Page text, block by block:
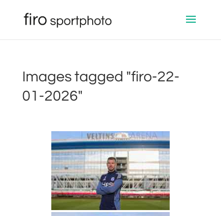
Images tagged "firo-22-
01-2026"